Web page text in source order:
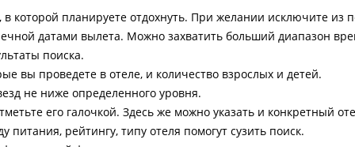
в которой планируете отдохнуть. При желании исключите из
датами вылета. Можно захватить больший диапазон
поиска.
вы проведете в отеле, и количество взрослых и детей.
не ниже определенного уровня.
его галочкой. Здесь же можно указать и конкретный
рейтингу, типу отеля помогут сузить поиск.